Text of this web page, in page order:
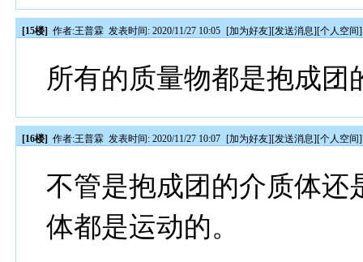
[15楼] 作者:王普霖 发表时间: 2020/11/27 10:05 [加为好友][发送消息][个人空间]
所有的质量物都是抱成团
[16楼] 作者:王普霖 发表时间: 2020/11/27 10:07 [加为好友][发送消息][个人空间]
不管是抱成团的介质体还
体都是运动的。